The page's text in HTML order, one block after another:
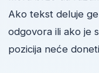
Ako tekst deluje
odgovora ili ako je
pozicija neće